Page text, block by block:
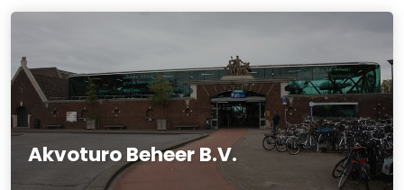
Akvoturo Beheer B.V.